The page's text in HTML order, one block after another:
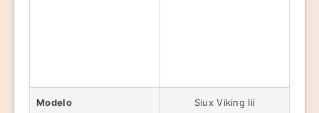
Modelo Siux Viking Iii